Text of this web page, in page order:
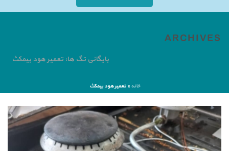
ARCHIVES
بایگانی تگ ها: تعمیر هود بیمکث
خانه »تعمیر هود بیمکث